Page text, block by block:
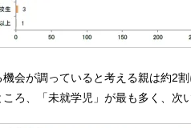
会が調っていると考える親は約2
ろ、「未就学児」が最も多く、次